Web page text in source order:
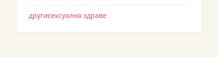
другисексуално здраве